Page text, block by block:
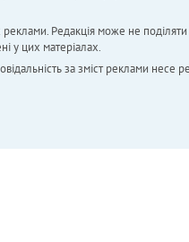
Редакція може не поділяти
у цих матеріалах.
за зміст реклами несе